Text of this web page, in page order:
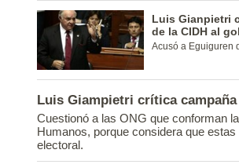
Luis Gianpietri
de la CIDH al
Acusó a Eguiguren
Luis Giampietri crítica
Cuestionó a las ONG que conforman
Humanos, porque considera que
electoral.